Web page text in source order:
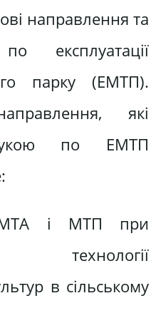
направлення та
експлуатації
парку (ЕМТП).
які
по ЕМТП
МТА і МТП при
технології
в сільському